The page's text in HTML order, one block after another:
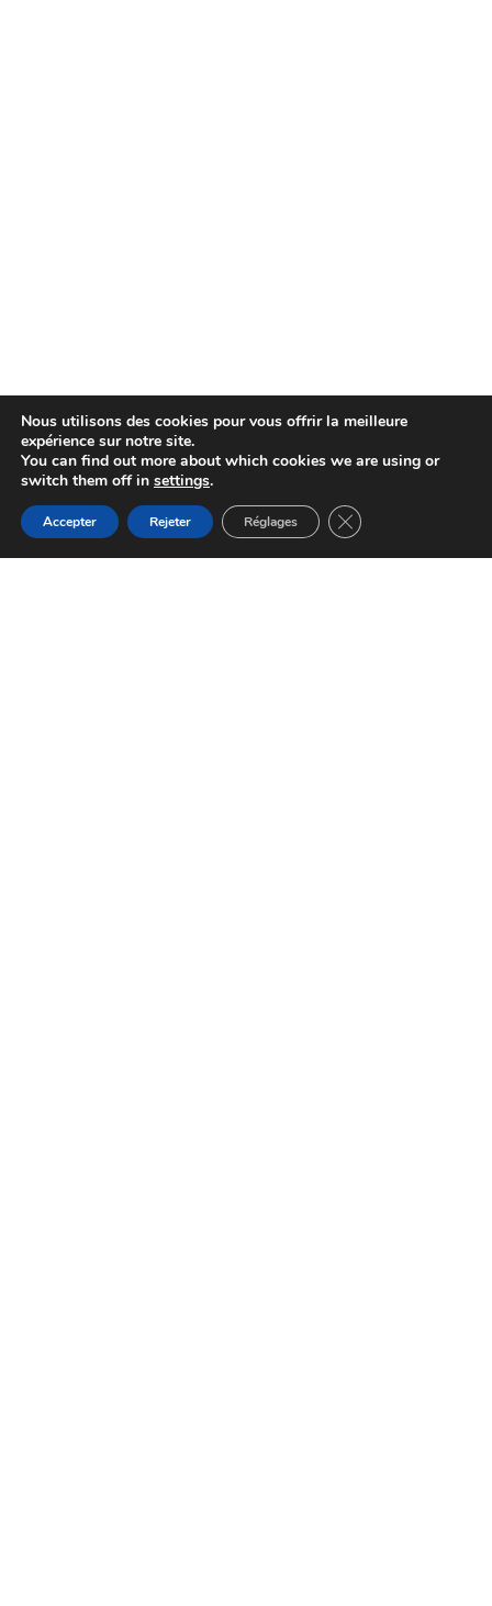
Nous utilisons des cookies pour vous offrir la meilleure
expérience sur notre site.
You can find out more about which cookies we are using or
switch them off in settings.
Accepter Rejeter Réglages Fermer la bannière